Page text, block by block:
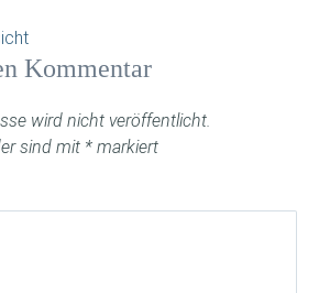
Kommentar
wird nicht veröffentlicht.
sind mit * markiert